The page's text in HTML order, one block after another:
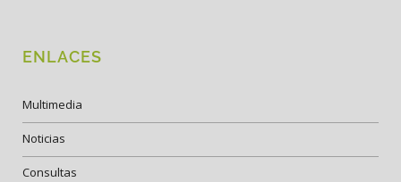
ENLACES
Multimedia
Noticias
Consultas